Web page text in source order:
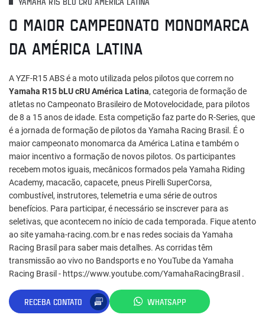
O MAIOR CAMPEONATO MONOMARCA
DA AMÉRICA LATINA
A YZF-R15 ABS é a moto utilizada pelos pilotos que correm no
Yamaha R15 bLU cRU América Latina, categoria de formação de
atletas no Campeonato Brasileiro de Motovelocidade, para pilotos
de 8 a 15 anos de idade. Esta competição faz parte do R-Series, que
é a jornada de formação de pilotos da Yamaha Racing Brasil. É o
maior campeonato monomarca da América Latina e também o
maior incentivo a formação de novos pilotos. Os participantes
recebem motos iguais, mecânicos formados pela Yamaha Riding
Academy, macacão, capacete, pneus Pirelli SuperCorsa,
combustível, instrutores, telemetria e uma série de outros
benefícios. Para participar, é necessário se inscrever para as
seletivas, que acontecem no início de cada temporada. Fique atento
ao site yamaha-racing.com.br e nas redes sociais da Yamaha
Racing Brasil para saber mais detalhes. As corridas têm
transmissão ao vivo no Bandsports e no YouTube da Yamaha
Racing Brasil - https://www.youtube.com/YamahaRacingBrasil .
RECEBA CONTATO WHATSAPP